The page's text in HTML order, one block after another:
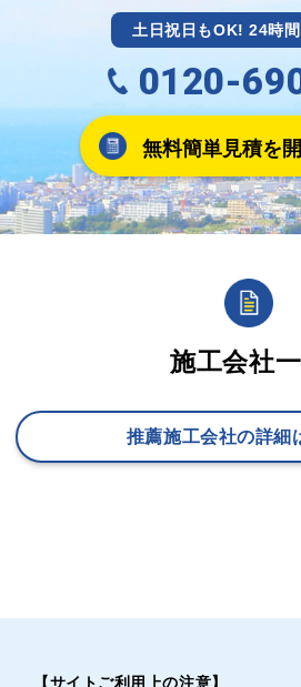
土日祝日もOK! 24時
0120-
無料簡単見積を
施工会社
推薦施工会社の詳細
【サイトご利用上の注意】